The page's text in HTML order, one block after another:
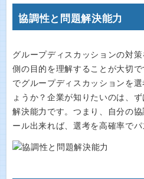
協調性と問題解決能力
グループディスカッションの対
側の目的を理解することが大切
でグループディスカッションを
ょうか？企業が知りたいのは、
解決能力です。つまり、自分の
ール出来れば、選考を高確率でパ